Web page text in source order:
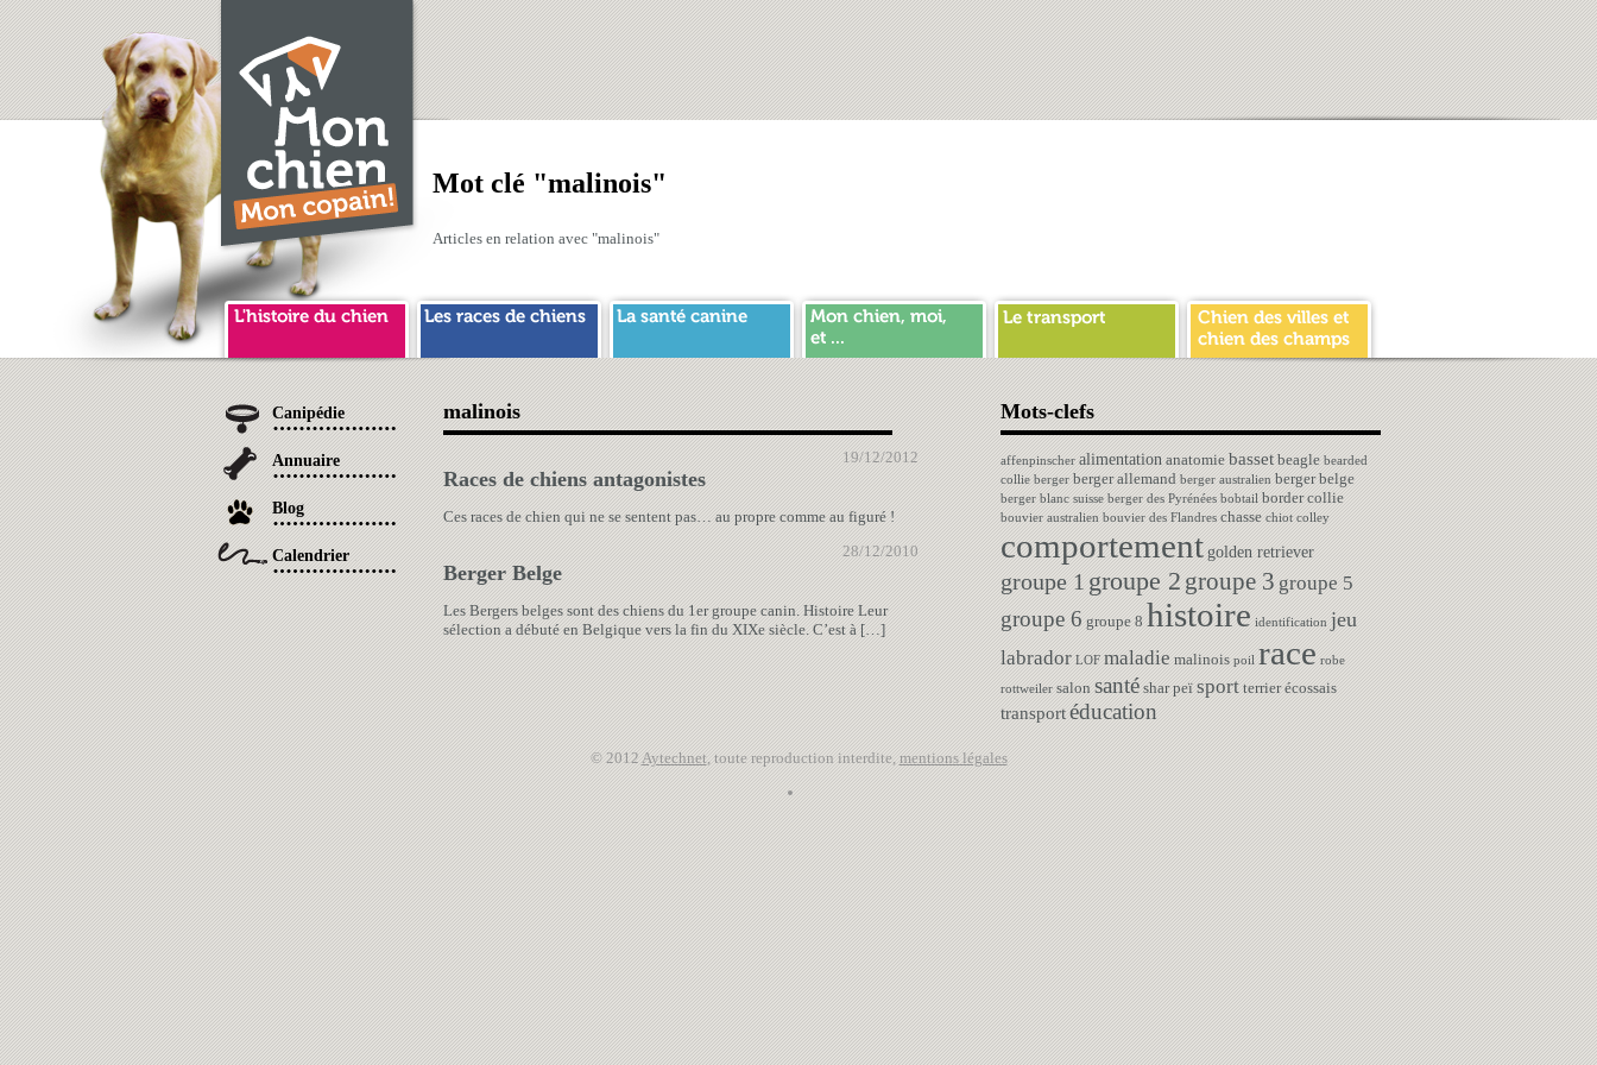
Mot clé "malinois"
Articles en relation avec "malinois"
Canipédie
Annuaire
Blog
Calendrier
malinois
19/12/2012
Races de chiens antagonistes
Ces races de chien qui ne se sentent pas… au propre comme au figuré !
28/12/2010
Berger Belge
Les Bergers belges sont des chiens du 1er groupe canin. Histoire Leur
sélection a débuté en Belgique vers la fin du XIXe siècle. C’est à […]
Mots-clefs
affenpinscher alimentation anatomie basset beagle bearded
collie berger berger allemand berger australien berger belge
berger blanc suisse berger des Pyrénées bobtail border collie
bouvier australien bouvier des Flandres chasse chiot colley
comportement golden retriever
groupe 1 groupe 2 groupe 3 groupe 5
groupe 6 groupe 8 histoire identification jeu
labrador LOF maladie malinois poil race robe
rottweiler salon santé shar peï sport terrier écossais
transport éducation
© 2012 Aytechnet, toute reproduction interdite, mentions légales